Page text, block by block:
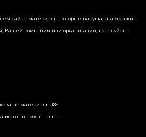
сайте материалы, которые нарушают авторские
Вашей компании или организации, пожалуйста,
материалы 18+!
обязательна.